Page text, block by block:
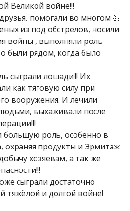
Великой войне!!!
помогали во многом 💪
из под обстрелов, носили
войны , выполняли роль
были рядом, когда было
сыграли лошади!!! Их
как тяговую силу при
вооружения. И лечили
выхаживали после
большую роль, особенно в
охраняя продукты и Эрмитаж
хозяевам, а так же
сыграли достаточно
тяжёлой и долгой войне!